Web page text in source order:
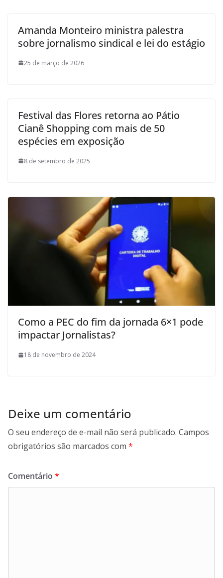
Amanda Monteiro ministra palestra
sobre jornalismo sindical e lei do estágio
25 de março de 2026
Festival das Flores retorna ao Pátio
Cianê Shopping com mais de 50
espécies em exposição
8 de setembro de 2025
Como a PEC do fim da jornada 6×1 pode
impactar Jornalistas?
18 de novembro de 2024
Deixe um comentário
O seu endereço de e-mail não será publicado. Campos
obrigatórios são marcados com *
Comentário *